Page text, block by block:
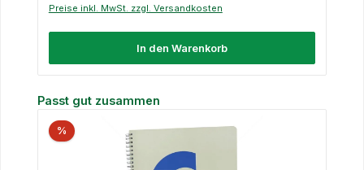
Preise inkl. MwSt. zzgl. Versandkosten
In den Warenkorb
Produktgalerie überspringen
Passt gut zusammen
%